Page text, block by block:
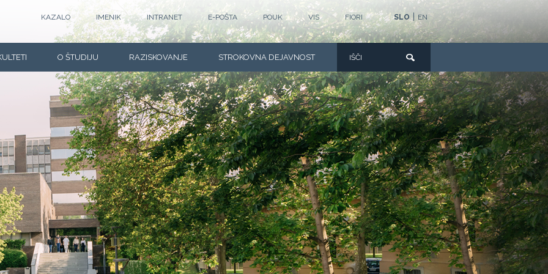
SLO EN
KAZALO IMENIK INTRANET E-POŠTA POUK VIS FIORI
O ŠTUDIJU RAZISKOVANJE STROKOVNA DEJAVNOST